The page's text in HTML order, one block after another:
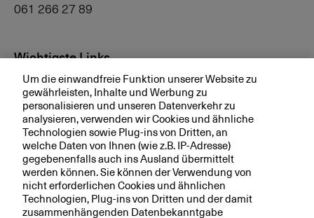
061 266 27 89
Wichtigste Links
Investor Relations
Medien
bkb.ch
Ihre BKB
Magazin
Um die einwandfreie Funktion unserer Website zu
gewährleisten, Inhalte und Werbung zu
personalisieren und unseren Datenverkehr zu
analysieren, verwenden wir Cookies und ähnliche
Technologien sowie Plug-ins von Dritten, an
welche Daten von Ihnen (wie z.B. IP-Adresse)
gegebenenfalls auch ins Ausland übermittelt
werden können. Sie können der Verwendung von
nicht erforderlichen Cookies und ähnlichen
Technologien, Plug-ins von Dritten und der damit
zusammenhängenden Datenbekanntgabe